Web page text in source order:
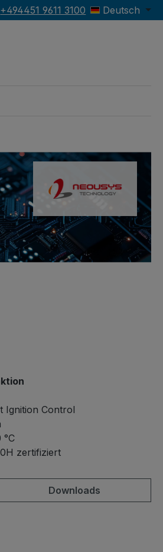
+494451 9611 3100 Deutsch
Ignition Control
zertifiziert
Downloads